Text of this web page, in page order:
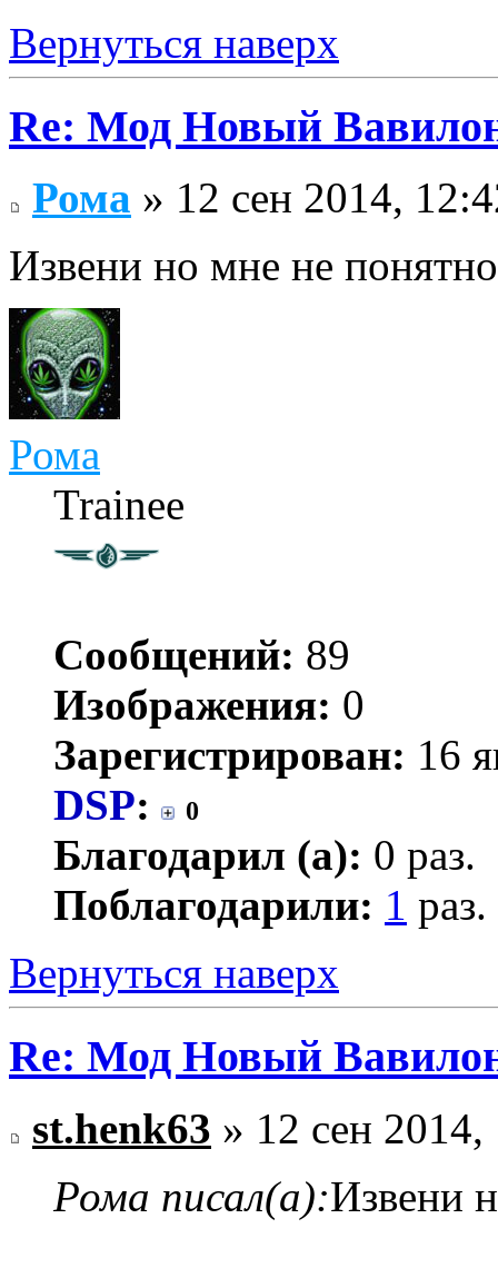
Вернуться наверх
Re: Мод Новый
Рома » 12 сен 2014,
Извени но мне не
Рома
Trainee
Сообщений: 89
Изображения: 0
Зарегистрирован: 16
DSP: 0
Благодарил (а): 0 раз.
Поблагодарили: 1 раз.
Вернуться наверх
Re: Мод Новый
st.henk63 » 12 сен 2014,
Рома писал(а):Извени